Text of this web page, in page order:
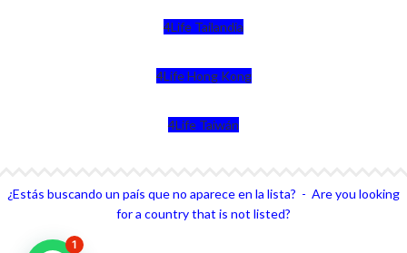
4Life Tailandia
4Life Hong Kong
4Life Taiwán
¿Estás buscando un país que no aparece en la lista? - Are you looking
for a country that is not listed?
1